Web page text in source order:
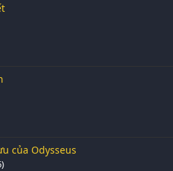
của Odysseus